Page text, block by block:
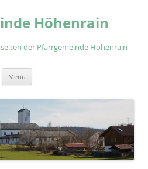
Höhenrain
der Pfarrgemeinde Höhenrain
Menü